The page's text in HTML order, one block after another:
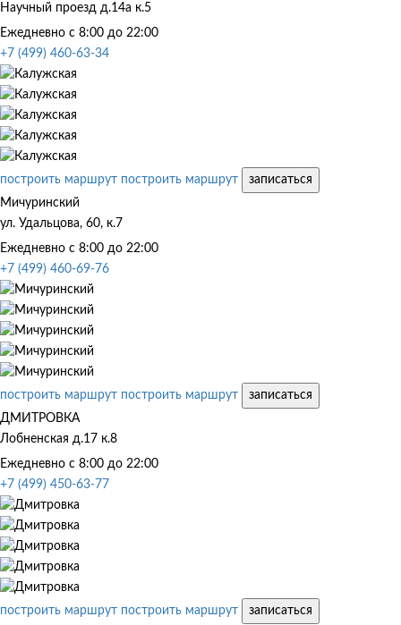
Научный проезд д.14а к.5
Ежедневно с 8:00 до 22:00
+7 (499) 460-63-34
построить маршрут построить маршрут
записаться
Мичуринский
ул. Удальцова, 60, к.7
Ежедневно с 8:00 до 22:00
+7 (499) 460-69-76
построить маршрут построить маршрут
записаться
ДМИТРОВКА
Лобненская д.17 к.8
Ежедневно с 8:00 до 22:00
+7 (499) 450-63-77
построить маршрут построить маршрут
записаться